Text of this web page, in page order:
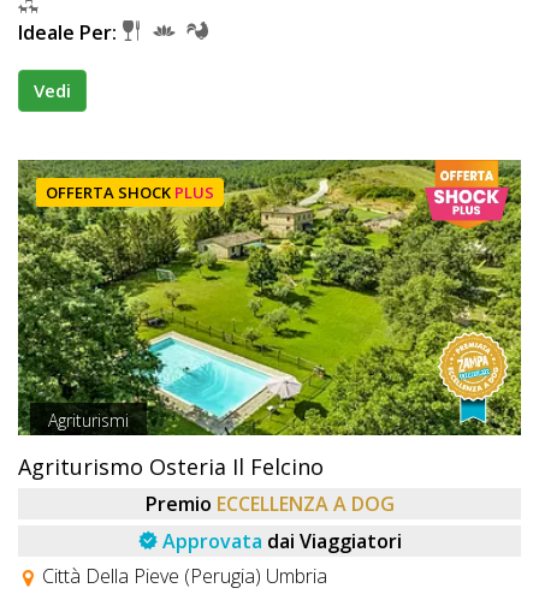
Ideale Per:
Vedi
OFFERTA SHOCK PLUS
Agriturismi
Agriturismo Osteria Il Felcino
Premio ECCELLENZA A DOG
Approvata dai Viaggiatori
Città Della Pieve (Perugia) Umbria